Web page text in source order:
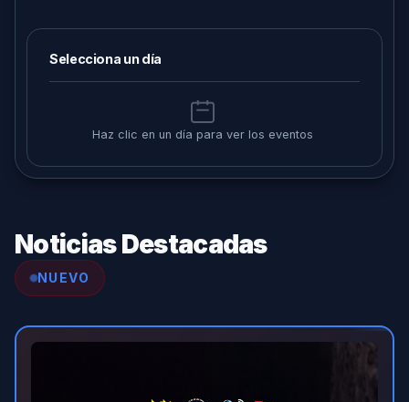
Selecciona un día
Haz clic en un día para ver los eventos
Noticias Destacadas
NUEVO